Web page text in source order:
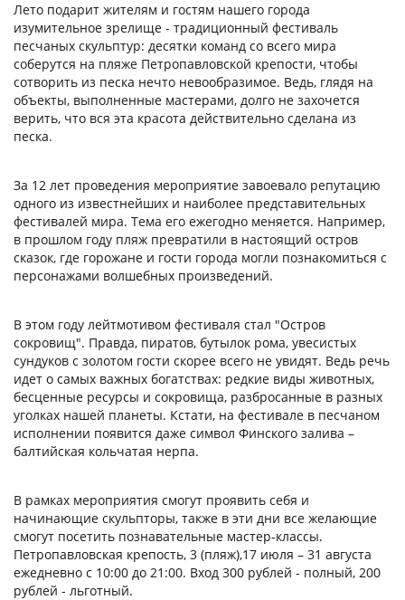
Лето подарит жителям и гостям нашего города
изумительное зрелище - традиционный фестиваль
песчаных скульптур: десятки команд со всего мира
соберутся на пляже Петропавловской крепости, чтобы
сотворить из песка нечто невообразимое. Ведь, глядя на
объекты, выполненные мастерами, долго не захочется
верить, что вся эта красота действительно сделана из
песка.
За 12 лет проведения мероприятие завоевало репутацию
одного из известнейших и наиболее представительных
фестивалей мира. Тема его ежегодно меняется. Например,
в прошлом году пляж превратили в настоящий остров
сказок, где горожане и гости города могли познакомиться с
персонажами волшебных произведений.
В этом году лейтмотивом фестиваля стал "Остров
сокровищ". Правда, пиратов, бутылок рома, увесистых
сундуков с золотом гости скорее всего не увидят. Ведь речь
идет о самых важных богатствах: редкие виды животных,
бесценные ресурсы и сокровища, разбросанные в разных
уголках нашей планеты. Кстати, на фестивале в песчаном
исполнении появится даже символ Финского залива –
балтийская кольчатая нерпа.
В рамках мероприятия смогут проявить себя и
начинающие скульпторы, также в эти дни все желающие
смогут посетить познавательные мастер-классы.
Петропавловская крепость, 3 (пляж),17 июля – 31 августа
ежедневно с 10:00 до 21:00. Вход 300 рублей - полный, 200
рублей - льготный.